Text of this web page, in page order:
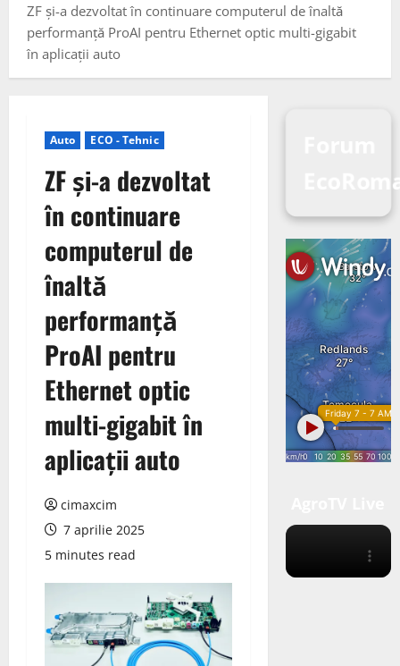
ZF și-a dezvoltat în continuare computerul de înaltă
performanță ProAI pentru Ethernet optic multi-gigabit
în aplicații auto
Auto ECO - Tehnic
ZF și-a dezvoltat
în continuare
computerul de
înaltă
performanță
ProAI pentru
Ethernet optic
multi-gigabit în
aplicații auto
cimaxcim
7 aprilie 2025
5 minutes read